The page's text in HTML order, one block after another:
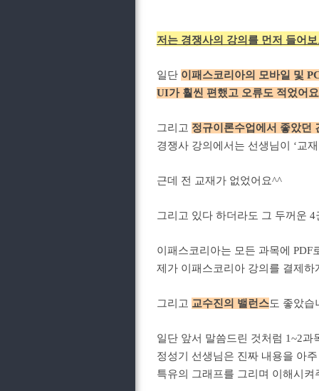
저는 경쟁사의 강의를 먼저 들어
일단 이패스코리아의 모바일 및
UI가 훨씬 편했고 오류도 적었어
그리고 정규이론수업에서 좋았던
경쟁사 강의에서는 선생님이 ‘교
근데 전 교재가 없었어요^^
그리고 있다 하더라도 그 두꺼운
이패스코리아는 모든 과목에
제가 이패스코리아 강의를 결제
그리고 교수진의 밸런스도 좋았
일단 앞서 말씀드린 것처럼 1~2
정성기 선생님은 진짜 내용을 아
특유의 그래프를 그리며 이해시